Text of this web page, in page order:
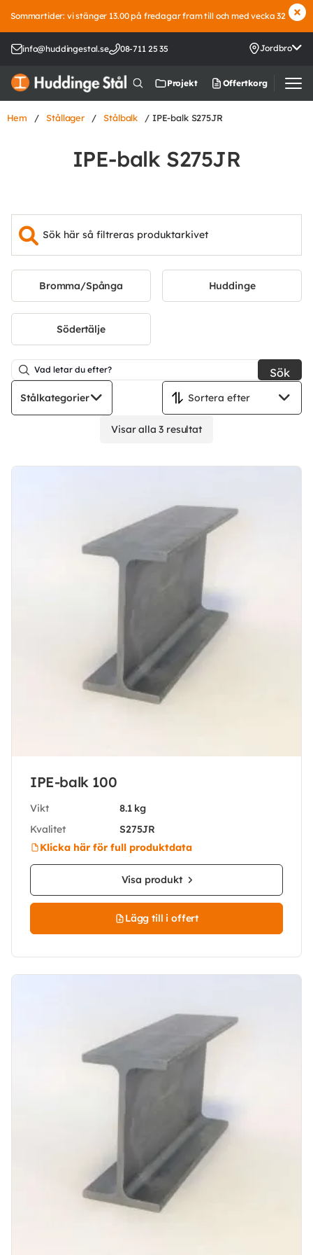
Sommartider: vi stänger 13.00 på fredagar fram till och med vecka 32
info@huddingestal.se 08-711 25 35 Jordbro
Projekt Offertkorg
Hem / Stållager / Stålbalk / IPE-balk S275JR
IPE-balk S275JR
Bromma/Spånga Huddinge
Södertälje
Sök
Stålkategorier
Visar alla 3 resultat
IPE-balk 100
Vikt
8.1 kg
Kvalitet
S275JR
Klicka här för full produktdata
Visa produkt
Lägg till i offert